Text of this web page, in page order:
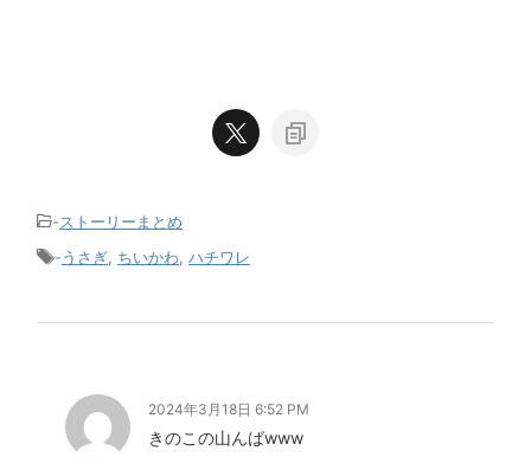
-ストーリーまとめ
-うさぎ ちいかわ ハチワレ
2024年3月18日 6:52 PM
きのこの山んばwww